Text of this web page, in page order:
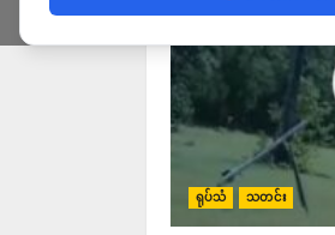
ရုပ်သံ သတင်း